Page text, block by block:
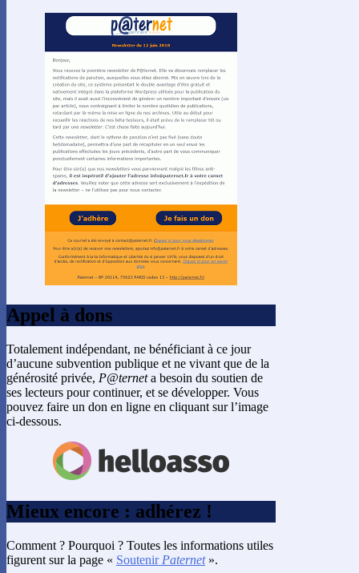
Appel à dons
Totalement indépendant, ne bénéficiant à ce jour
d’aucune subvention publique et ne vivant que de la
générosité privée, P@terneta besoin du soutien de
ses lecteurs pour continuer, et se développer. Vous
pouvez faire un don en ligne en cliquant sur l’image
ci-dessous.
Mieux encore : adhérez !
Comment ? Pourquoi ? Toutes les informations utiles
figurent sur la page « Soutenir Paternet».